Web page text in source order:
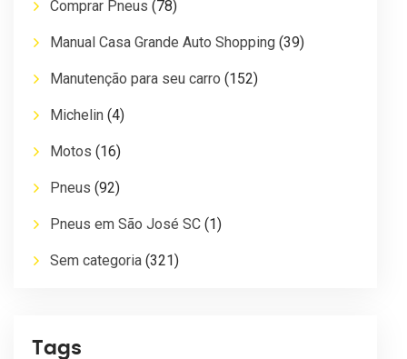
Comprar Pneus (78)
Manual Casa Grande Auto Shopping (39)
Manutenção para seu carro (152)
Michelin (4)
Motos (16)
Pneus (92)
Pneus em São José SC (1)
Sem categoria (321)
Tags